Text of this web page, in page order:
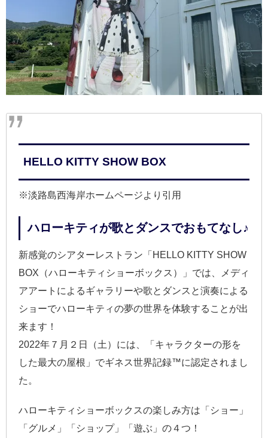
HELLO KITTY SHOW BOX
※淡路島西海岸ホームページより引用
ハローキティが歌とダンスでおもてなし♪
新感覚のシアターレストラン「HELLO KITTY SHOW
BOX（ハローキティショーボックス）」では、メディ
アアートによるギャラリーや歌とダンスと演奏による
ショーでハローキティの夢の世界を体験することが出
来ます！
2022年７月２日（土）には、「キャラクターの形を
した最大の屋根」でギネス世界記録™に認定されまし
た。
ハローキティショーボックスの楽しみ方は「ショー」
「グルメ」「ショップ」「遊ぶ」の４つ！